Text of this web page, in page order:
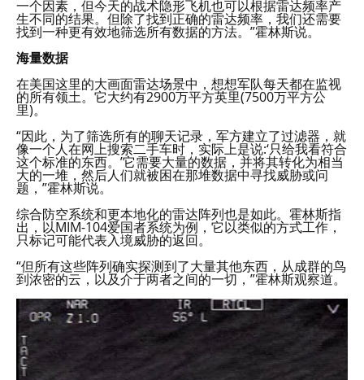
一个因素，但今天的战术隐形飞机也可以根据雷达频率产
生不同的结果。但除了找到正确的雷达频率，我们还需要
找到一种更有效地筛选所有数据的方法。”霍林斯说。
海量数据
在美国这里的大画面雷达场景中，想想军队每天都在监视
的所有领土。它大约有2900万平方英里(7500万平方公
里)。
“因此，为了筛选所有的聊天记录，军方建立了过滤器，就
像一个人在网上搜索二手车时，实际上是说:‘只给我看符合
这个标准的东西。’它需要大量的数据，并将其转化为相当
大的一堆，然后人们就被困在那堆数据中寻找威胁或问
题，”霍林斯说。
综合防空系统和更本地化的雷达阵列也是如此。霍林斯指
出，以MIM-104爱国者系统为例，它以类似的方式工作，
只标记可能代表入境威胁的返回。
“但所有这些阵列确实探测到了大量其他东西，从成群的鸟
到浓密的云，以及介于两者之间的一切，”霍林斯观察道。